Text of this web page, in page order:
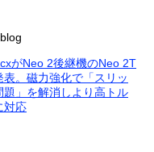
がNeo 2後継機のNeo 2T
表。磁力強化で「スリッ
題」を解消しより高トル
対応